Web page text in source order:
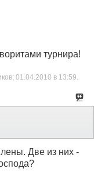
турнира!
01.04.2010 в 13:59.
Две из них -